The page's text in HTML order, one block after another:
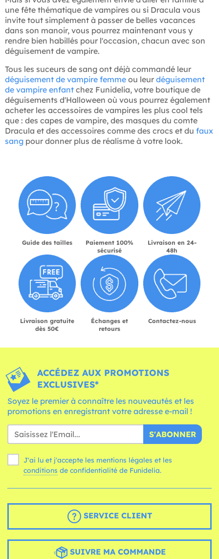
une fête thématique de vampires ou si Dracula vous
invite tout simplement à passer de belles vacances
dans son manoir, vous pourrez maintenant vous y
rendre bien habillés pour l'occasion, chacun avec son
déguisement de vampire.
Tous les suceurs de sang ont déjà commandé leur
déguisement de vampire femme ou leur déguisement
de vampire enfant chez Funidelia, votre boutique de
déguisements d'Halloween où vous pourrez également
acheter les accessoires de vampires les plus cool tels
que : des capes de vampire, des masques du comte
Dracula et des accessoires comme des crocs et du faux
sang pour donner plus de réalisme à votre look.
Guide des tailles
Paiement 100%
sécurisé
Livraison en 24-
48h
Livraison gratuite
dès 50€
Échanges et
retours
Contactez-nous
ACCÉDEZ AUX PROMOTIONS
EXCLUSIVES*
Soyez le premier à connaître les nouveautés et les
promotions en enregistrant votre adresse e-mail !
S'ABONNER
J'ai lu et j'accepte les mentions légales et les
conditions de confidentialité de Funidelia.
SERVICE CLIENT
SUIVRE MA COMMANDE